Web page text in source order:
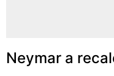
Neymar a